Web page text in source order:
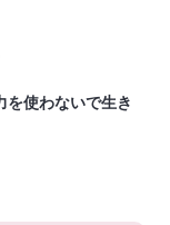
を使わないで生き